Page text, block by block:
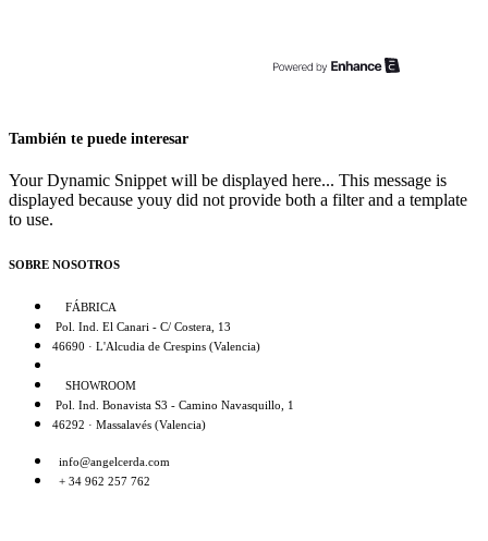
También te puede interesar
Your Dynamic Snippet will be displayed here... This message is
displayed because youy did not provide both a filter and a template
to use.
SOBRE NOSOTROS
FÁBRICA
Pol. Ind. El Canari - C/ Costera, 13
46690 · L'Alcudia de Crespins (Valencia)
SHOWROOM
Pol. Ind. Bonavista S3 - Camino Navasquillo, 1
46292 · Massalavés (Valencia)
info@angelcerda.com
+ 34 962 257 762